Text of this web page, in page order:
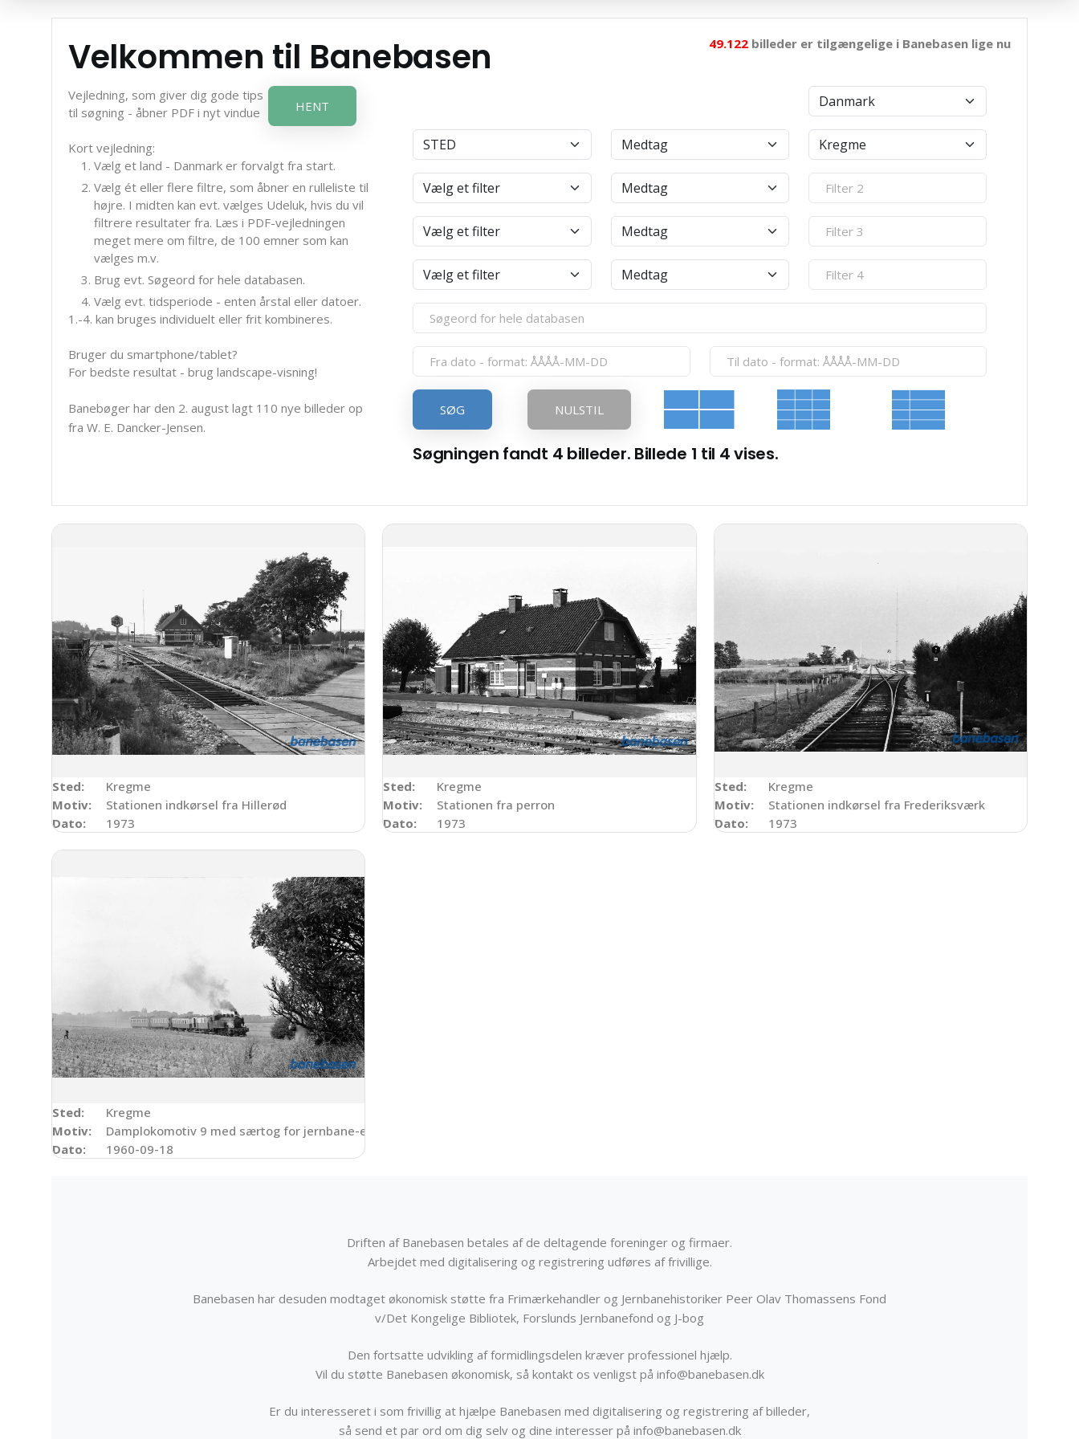
Velkommen til Banebasen 49.122 billeder er tilgængelige i Banebasen lige nu
Vejledning, som giver dig gode tips
til søgning - åbner PDF i nyt vindue
HENT
Kort vejledning:
Vælg et land - Danmark er forvalgt fra start.
Vælg ét eller flere filtre, som åbner en rulleliste til
højre. I midten kan evt. vælges Udeluk, hvis du vil
filtrere resultater fra. Læs i PDF-vejledningen
meget mere om filtre, de 100 emner som kan
vælges m.v.
Brug evt. Søgeord for hele databasen.
Vælg evt. tidsperiode - enten årstal eller datoer.
1.-4. kan bruges individuelt eller frit kombineres.
Bruger du smartphone/tablet?
For bedste resultat - brug landscape-visning!
Banebøger har den 2. august lagt 110 nye billeder op
fra W. E. Dancker-Jensen.
SØG NULSTIL
Søgningen fandt 4 billeder. Billede 1 til 4 vises.
Sted:
Kregme
Motiv:
Stationen indkørsel fra Hillerød
Dato:
1973
Sted:
Kregme
Motiv:
Stationen fra perron
Dato:
1973
Sted:
Kregme
Motiv:
Stationen indkørsel fra Frederiksværk
Dato:
1973
Sted:
Kregme
Motiv:
Damplokomotiv 9 med særtog for jernbane-entusiaster
Dato:
1960-09-18
Driften af Banebasen betales af de deltagende foreninger og firmaer.
Arbejdet med digitalisering og registrering udføres af frivillige.
Banebasen har desuden modtaget økonomisk støtte fra Frimærkehandler og Jernbanehistoriker Peer Olav Thomassens Fond
v/Det Kongelige Bibliotek, Forslunds Jernbanefond og J-bog
Den fortsatte udvikling af formidlingsdelen kræver professionel hjælp.
Vil du støtte Banebasen økonomisk, så kontakt os venligst på info@banebasen.dk
Er du interesseret i som frivillig at hjælpe Banebasen med digitalisering og registrering af billeder,
så send et par ord om dig selv og dine interesser på info@banebasen.dk